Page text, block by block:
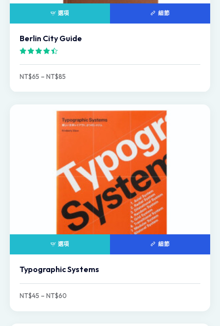
選項 細節
Berlin City Guide
滿分 5
NT$65 – NT$85
選項 細節
Typographic Systems
NT$45 – NT$60